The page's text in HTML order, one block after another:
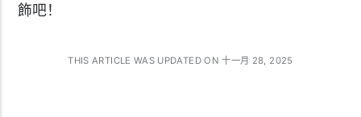
飾吧！
THIS ARTICLE WAS UPDATED ON 十一月 28, 2025